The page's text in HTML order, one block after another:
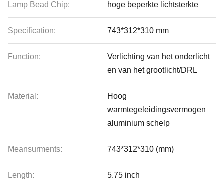
Lamp Bead Chip: hoge beperkte lichtsterkte
Specification: 743*312*310 mm
Function:
Verlichting van het onderlicht
en van het grootlicht/DRL
Material:
Hoog
warmtegeleidingsvermogen
aluminium schelp
Meansurments: 743*312*310 (mm)
Length: 5.75 inch